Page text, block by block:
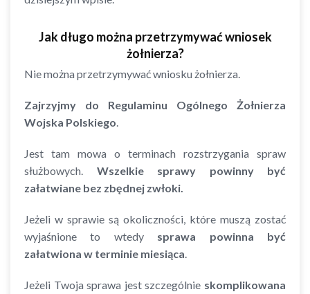
Jak długo można przetrzymywać wniosek
żołnierza?
Nie można przetrzymywać wniosku żołnierza.
Zajrzyjmy do Regulaminu Ogólnego Żołnierza
Wojska Polskiego
Jest tam mowa o terminach rozstrzygania spraw
służbowych. Wszelkie sprawy powinny być
załatwiane bez zbędnej zwłoki.
Jeżeli w sprawie są okoliczności, które muszą zostać
wyjaśnione to wtedy sprawa powinna być
załatwiona w terminie miesiąca
Jeżeli Twoja sprawa jest szczególnie skomplikowana